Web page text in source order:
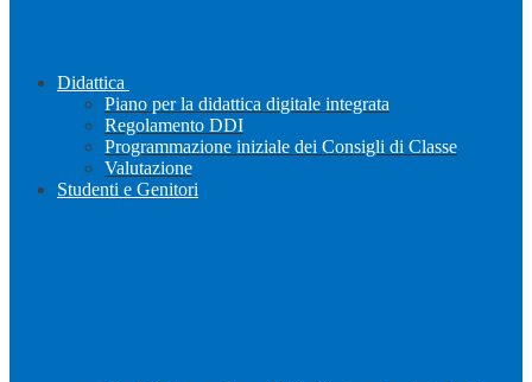
Didattica
Piano per la didattica digitale integrata
Regolamento DDI
Programmazione iniziale dei Consigli di Classe
Valutazione
Studenti e Genitori